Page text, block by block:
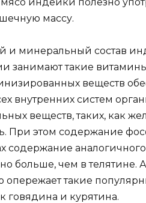
массу.
и минеральный состав
такие витамины,
веществ
внутренних систем
веществ, таких, как
При этом содержание
содержание
больше, чем в телятине.
опережает такие
говядина и курятина.